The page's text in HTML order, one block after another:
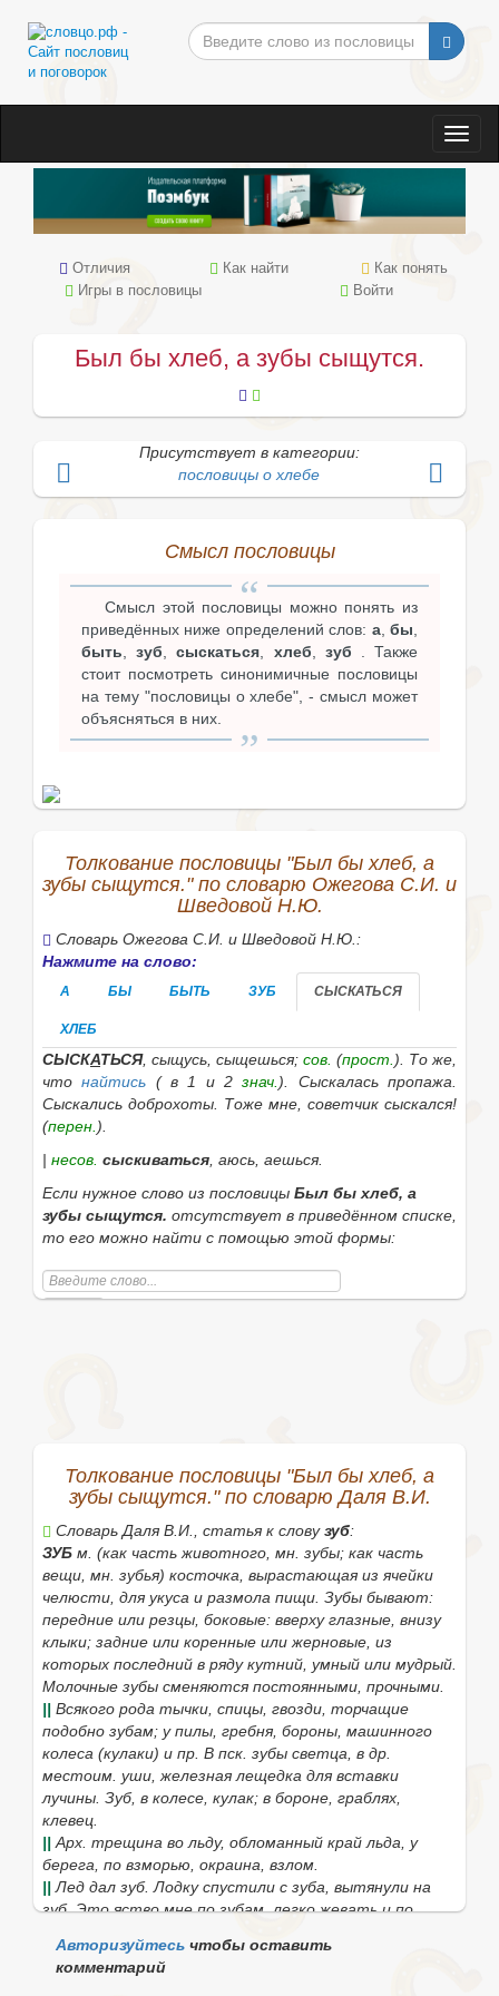
Отличия Как найти
Как понять
Игры в пословицы
Войти
Был бы хлеб, а зубы сыщутся.
Присутствует в категории:
пословицы о хлебе
Смысл пословицы
Смысл этой пословицы можно понять из
приведённых ниже определений слов: а,бы,
быть,зуб,сыскаться, хлеб, зуб . Также
стоит посмотреть синонимичные пословицы
на тему "пословицы о хлебе", - смысл может
объясняться в них.
Толкование пословицы "Был бы хлеб, а
зубы сыщутся." по словарю Ожегова С.И. и
Шведовой Н.Ю.
Словарь Ожегова С.И. и Шведовой Н.Ю.:
Нажмите на слово:
А БЫ БЫТЬ ЗУБ СЫСКАТЬСЯ
ХЛЕБ
СЫСКАТЬСЯ, сыщусь, сыщешься; сов. (прост.). То же,
чтонайтись ( в 1 и 2знач.). Сыскалась пропажа.
Сыскались доброхоты. Тоже мне, советчик сыскался!
(перен.).
| несов. сыскиваться, аюсь, аешься.
Если нужное слово из пословицы Был бы хлеб, а
зубы сыщутся. отсутствует в приведённом списке,
то его можно найти с помощью этой формы:
Толкование пословицы "Был бы хлеб, а
зубы сыщутся." по словарю Даля В.И.
Словарь Даля В.И., статья к словузуб:
ЗУБ м. (как часть животного, мн. зубы; как часть
вещи, мн. зубья) косточка, вырастающая из ячейки
челюсти, для укуса и размола пищи. Зубы бывают:
передние или резцы, боковые: вверхуглазные, внизу
клыки; задние или коренные илижерновые, из
которых последний в рядукутний, умный или мудрый.
Молочные зубы сменяются постоянными, прочными.
|| Всякого рода тычки, спицы, гвозди, торчащие
подобно зубам; у пилы, гребня, бороны, машинного
колеса (кулаки) и пр. В пск. зубы светца, в др.
местоим. уши, железная лещедка для вставки
лучины. Зуб, в колесе, кулак; в бороне, граблях,
клевец.
|| Арх. трещина во льду, обломанный край льда, у
берега, по взморью, окраина, взлом.
|| Лед дал зуб. Лодку спустили с зуба, вытянули на
зуб. Это яство мне по зубам, легко жевать и по
каждого.Нечего на зуб положить, нечего есть.
Положи зубы на полку
Авторизуйтесь чтобы оставить
комментарий